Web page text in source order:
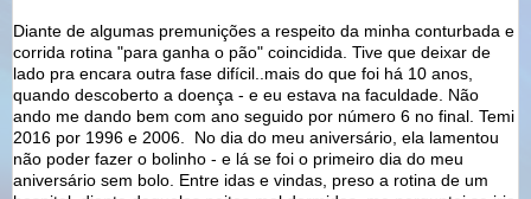
Diante de algumas premunições a respeito da minha conturbada e
corrida rotina "para ganha o pão" coincidida. Tive que deixar de
lado pra encara outra fase difícil..mais do que foi há 10 anos,
quando descoberto a doença - e eu estava na faculdade. Não
ando me dando bem com ano seguido por número 6 no final. Temi
2016 por 1996 e 2006. No dia do meu aniversário, ela lamentou
não poder fazer o bolinho - e lá se foi o primeiro dia do meu
aniversário sem bolo. Entre idas e vindas, preso a rotina de um